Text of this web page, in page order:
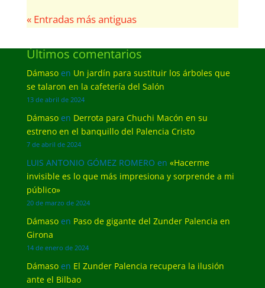
« Entradas más antiguas
Últimos comentarios
Dámasoen Un jardín para sustituir los árboles que
se talaron en la cafetería del Salón
13 de abril de 2024
Dámasoen Derrota para Chuchi Macón en su
estreno en el banquillo del Palencia Cristo
7 de abril de 2024
LUIS ANTONIO GÓMEZ ROMERO en «Hacerme
invisible es lo que más impresiona y sorprende a mi
público»
20 de marzo de 2024
Dámasoen Paso de gigante del Zunder Palencia en
Girona
14 de enero de 2024
Dámasoen El Zunder Palencia recupera la ilusión
ante el Bilbao